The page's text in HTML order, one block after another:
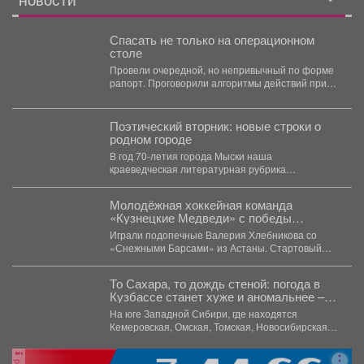
продуманной планировкой
и запасом места внутри, а
потолки и конфигурация
комнат дают хорошие
возможности для
зонирования и хранения.
Этажность дома — 2,
квартира на первом — это
уровень удобства,
безопасность и простота
доступа, особенно когда
важно быстро входить и
привычные городские
сервисы, школа дет сад,
магазины что экономит
время на повседневные
дела; расположение
делает эту квартиру
одновременно комфортной
и практичной в
повседневной жизни.
важное преимущество: при
организую показ в удобное
по документам и условиям
безопасную сделку и
юридическую поддержку
сниженной ставкой.
в отстраивании
процессов и сбыта
Спасать не только на операционном
столе
Провели очередной, но непривычный по форме
рапорт. Проговорили алгоритмы действий при
Поэтический вторник: новые строки о
родном городе
В год 70-летия города Мыски наша
краеведческая литературная рубрика
Молодёжная хоккейная команда
«Кузнецкие Медведи» с победы
стартовала на предсезонном турнире в
Омске.
Играли подопечные Валерия Хлебникова со
«Снежными Барсами» из Астаны. Стартовый
То Сахара, то дождь стеной: погода в
Кузбассе станет хуже и аномальнее –
причина
На юге Западной Сибири, где находятся
Кемеровская, Омская, Томская, Новосибирская